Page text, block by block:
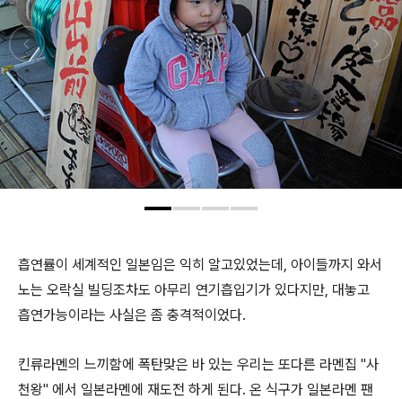
흡연률이 세계적인 일본임은 익히 알고있었는데, 아이들까지 와서
노는 오락실 빌딩조차도 아무리 연기흡입기가 있다지만, 대놓고
흡연가능이라는 사실은 좀 충격적이었다.
킨류라멘의 느끼함에 폭탄맞은 바 있는 우리는 또다른 라멘집 "사
천왕" 에서 일본라멘에 재도전 하게 된다. 온 식구가 일본라멘 팬